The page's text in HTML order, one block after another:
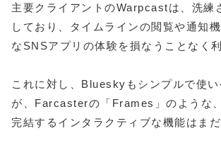
主要クライアントのWarpcastは、洗練
しており、タイムラインの閲覧や通知
なSNSアプリの体験を損なうことなく
これに対し、Blueskyもシンプルで使
が、Farcasterの「Frames」のような
完結するインタラクティブな機能はまだ